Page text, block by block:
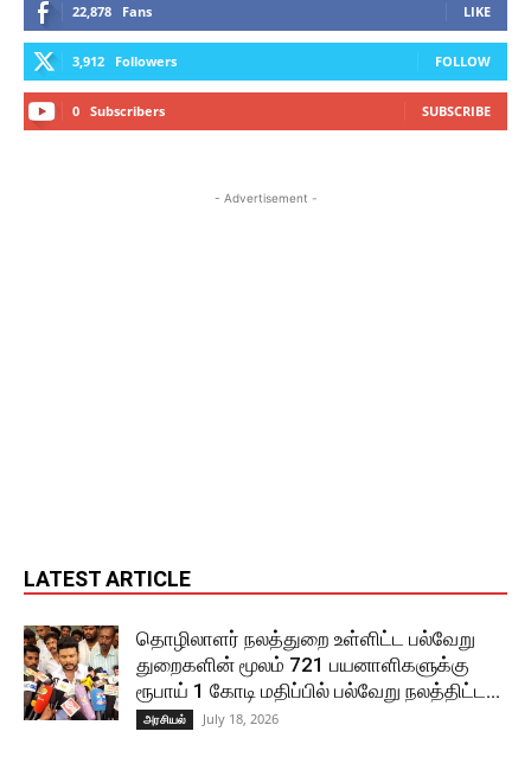
22,878 Fans LIKE
3,912 Followers FOLLOW
0 Subscribers SUBSCRIBE
- Advertisement -
LATEST ARTICLE
தொழிலாளர் நலத்துறை உள்ளிட்ட பல்வேறு
துறைகளின் மூலம் 721 பயனாளிகளுக்கு
ரூபாய் 1 கோடி மதிப்பில் பல்வேறு நலத்திட்ட...
அரசியல் July 18, 2026